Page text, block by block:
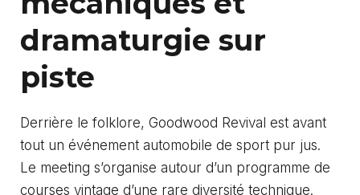
dramaturgie sur
piste
Derrière le folklore, Goodwood Revival est avant
tout un événement automobile de sport pur jus.
Le meeting s’organise autour d’un programme de
courses vintage d’une rare diversité technique.